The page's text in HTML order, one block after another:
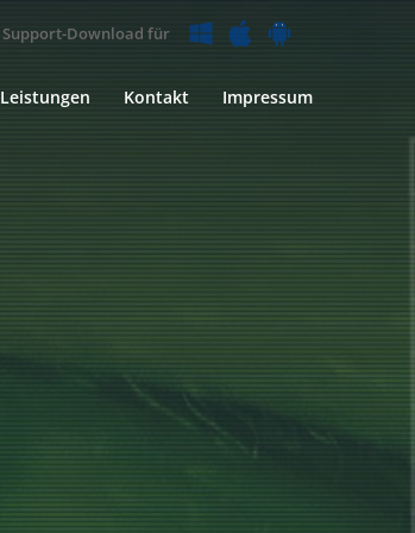
Support-Download für
Leistungen Kontakt Impressum